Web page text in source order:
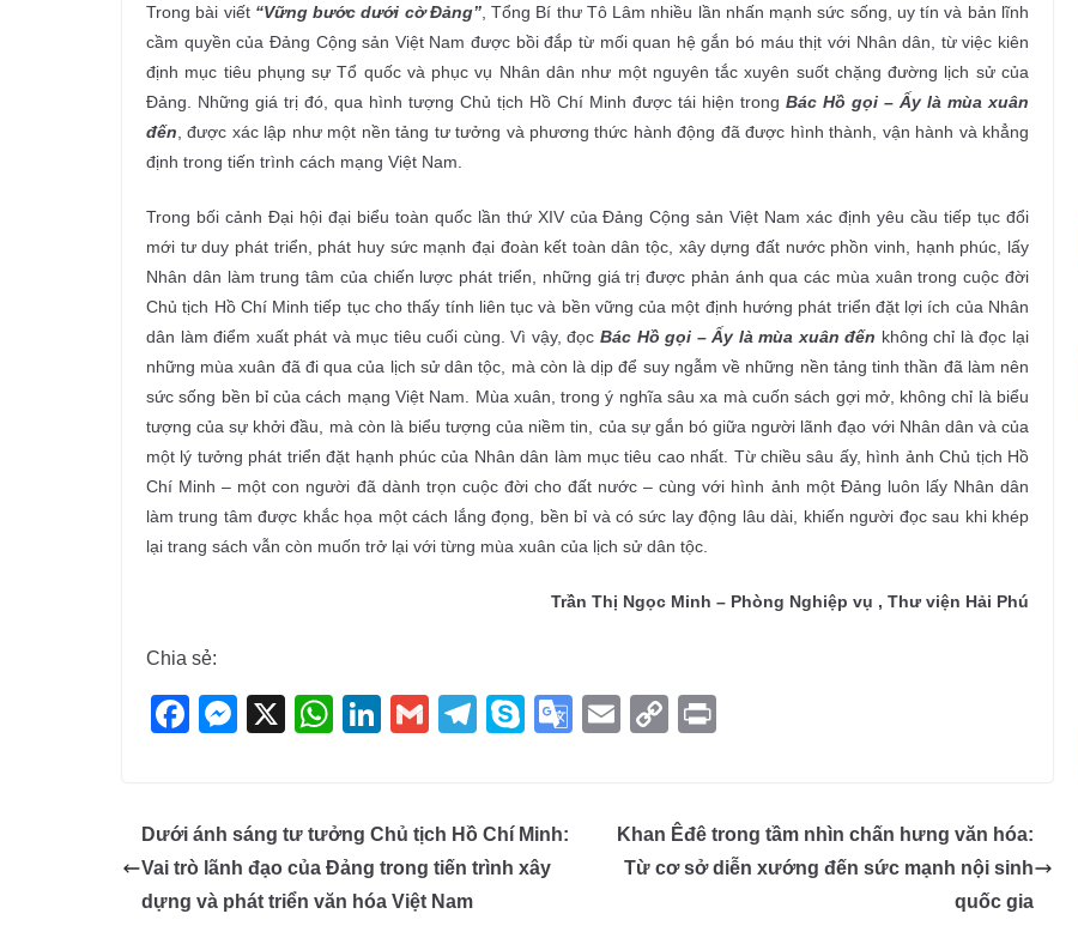
Trong bài viết “Vững bước dưới cờ Đảng”, Tổng Bí thư Tô Lâm nhiều lần nhấn mạnh sức sống, uy tín và bản lĩnh
cầm quyền của Đảng Cộng sản Việt Nam được bồi đắp từ mối quan hệ gắn bó máu thịt với Nhân dân, từ việc kiên
định mục tiêu phụng sự Tổ quốc và phục vụ Nhân dân như một nguyên tắc xuyên suốt chặng đường lịch sử của
Đảng. Những giá trị đó, qua hình tượng Chủ tịch Hồ Chí Minh được tái hiện trong Bác Hồ gọi – Ấy là mùa xuân
đến , được xác lập như một nền tảng tư tưởng và phương thức hành động đã được hình thành, vận hành và khẳng
định trong tiến trình cách mạng Việt Nam.
Trong bối cảnh Đại hội đại biểu toàn quốc lần thứ XIV của Đảng Cộng sản Việt Nam xác định yêu cầu tiếp tục đổi
mới tư duy phát triển, phát huy sức mạnh đại đoàn kết toàn dân tộc, xây dựng đất nước phồn vinh, hạnh phúc, lấy
Nhân dân làm trung tâm của chiến lược phát triển, những giá trị được phản ánh qua các mùa xuân trong cuộc đời
Chủ tịch Hồ Chí Minh tiếp tục cho thấy tính liên tục và bền vững của một định hướng phát triển đặt lợi ích của Nhân
dân làm điểm xuất phát và mục tiêu cuối cùng. Vì vậy, đọc Bác Hồ gọi – Ấy là mùa xuân đến không chỉ là đọc lại
những mùa xuân đã đi qua của lịch sử dân tộc, mà còn là dịp để suy ngẫm về những nền tảng tinh thần đã làm nên
sức sống bền bỉ của cách mạng Việt Nam. Mùa xuân, trong ý nghĩa sâu xa mà cuốn sách gợi mở, không chỉ là biểu
tượng của sự khởi đầu, mà còn là biểu tượng của niềm tin, của sự gắn bó giữa người lãnh đạo với Nhân dân và của
một lý tưởng phát triển đặt hạnh phúc của Nhân dân làm mục tiêu cao nhất. Từ chiều sâu ấy, hình ảnh Chủ tịch Hồ
Chí Minh – một con người đã dành trọn cuộc đời cho đất nước – cùng với hình ảnh một Đảng luôn lấy Nhân dân
làm trung tâm được khắc họa một cách lắng đọng, bền bỉ và có sức lay động lâu dài, khiến người đọc sau khi khép
lại trang sách vẫn còn muốn trở lại với từng mùa xuân của lịch sử dân tộc.
Trần Thị Ngọc Minh – Phòng Nghiệp vụ , Thư viện Hải Phú
Chia sẻ:
F
e
b
o
M
e
n
g
X
W
s
A
p
Li
e
dI
n
G
T
gr
a
S
e
G
E
C
y
Li
Dưới ánh sáng tư tưởng Chủ tịch Hồ Chí Minh:
Vai trò lãnh đạo của Đảng trong tiến trình xây
dựng và phát triển văn hóa Việt Nam
Khan Êđê trong tầm nhìn chấn hưng văn hóa:
Từ cơ sở diễn xướng đến sức mạnh nội sinh
quốc gia